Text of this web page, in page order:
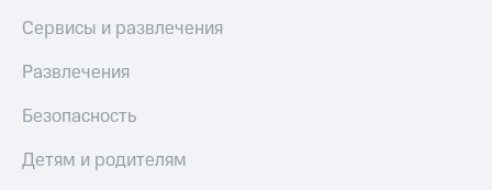
Сервисы и развлечения
Развлечения
Безопасность
Детям и родителям